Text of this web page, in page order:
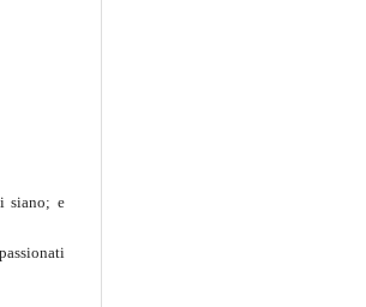
siano; e